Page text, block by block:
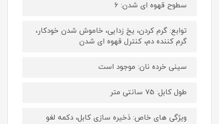
سطوح قهوه ای شدن: 6
توابع: گرم کردن، یخ زدایی، خاموش شدن خودکار،
گرم کننده دم، کنترل قهوه ای شدن
سینی خرده نان: موجود است
طول کابل: 75 سانتی متر
ویژگی های خاص: ذخیره سازی کابل، دکمه لغو